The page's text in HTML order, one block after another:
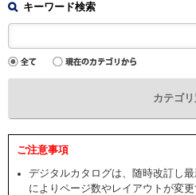
キーワード検索
カテゴリ
ご注意事項
デジタルカタログは、随時改訂し
によりページ数やレイアウトが変